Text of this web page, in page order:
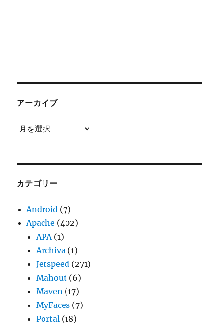
アーカイブ
ア
ブ
カテゴリー
Android (7)
Apache (402)
APA(1)
Archiva (1)
Jetspeed (271)
Mahout (6)
Maven (17)
MyFaces (7)
Portal (18)